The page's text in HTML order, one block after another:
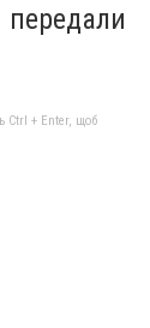
передали
Ctrl + Enter, щоб